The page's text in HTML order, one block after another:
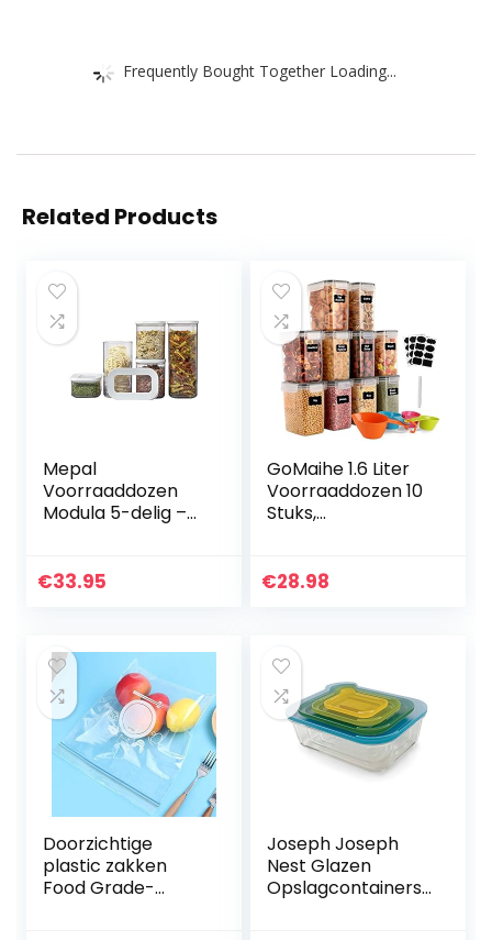
Frequently Bought Together Loading...
Related Products
Mepal
Voorraaddozen
Modula 5-delig –
van droge
€33.95
GoMaihe 1.6 Liter
Voorraaddozen 10
Stuks,
Luchtdicht, Plastic
€28.98
Doorzichtige
plastic zakken
Food Grade-
Joseph Joseph
Nest Glazen
Opslagcontainers